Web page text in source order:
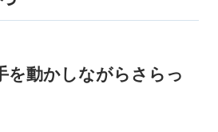
を動かしながらさらっ